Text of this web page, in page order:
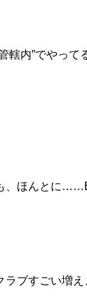
轄内”でやって
、ほんとに
ブすごい増え